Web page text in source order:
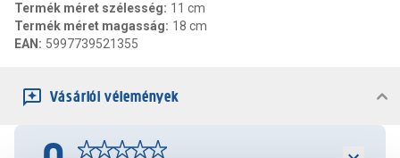
Termék méret szélesség: 11 cm
Termék méret magasság: 18 cm
EAN : 5997739521355
Vásárlói vélemények